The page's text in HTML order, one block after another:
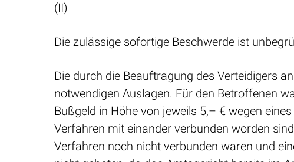
(II)
Die zulässige sofortige Beschwerde ist
Die durch die Beauftragung des Verteidigers
notwendigen Auslagen. Für den Betroffenen
Bußgeld in Höhe von jeweils 5,– € wegen
Verfahren mit einander verbunden worden
Verfahren noch nicht verbunden waren und